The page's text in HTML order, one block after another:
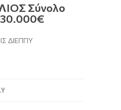
Σύνολο
ΔΙΕΠΠΥ